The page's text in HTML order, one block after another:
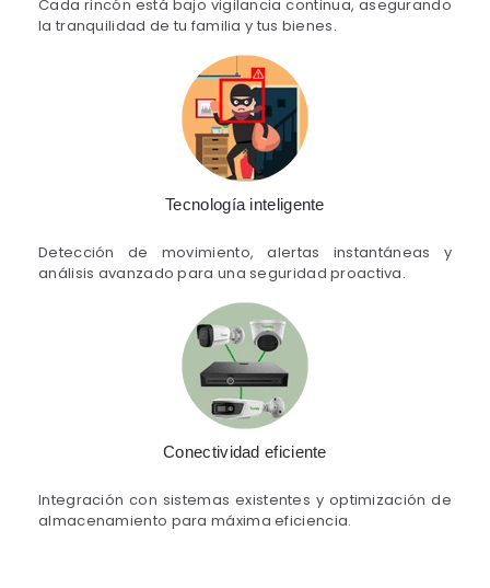
Cada rincón está bajo vigilancia continua, asegurando
la tranquilidad de tu familia y tus bienes.
Tecnología inteligente
Detección de movimiento, alertas instantáneas y
análisis avanzado para una seguridad proactiva.
Conectividad eficiente
Integración con sistemas existentes y optimización de
almacenamiento para máxima eficiencia.